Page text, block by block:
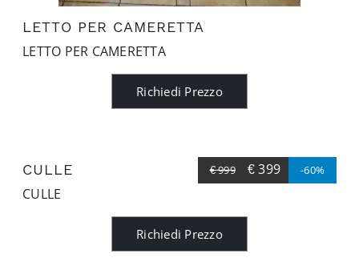
LETTO PER CAMERETTA
LETTO PER CAMERETTA
Richiedi Prezzo
CULLE
CULLE
Richiedi Prezzo
€ 999 € 399 -60%